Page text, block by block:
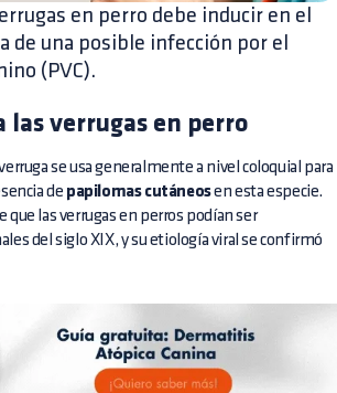
en perro debe inducir en el
de una posible infección por el
(PVC).
las verrugas en perro
se usa generalmente a nivel coloquial para
de papilomas cutáneosen esta especie.
que las verrugas en perros podían ser
del siglo XIX, y su etiología viral se confirmó